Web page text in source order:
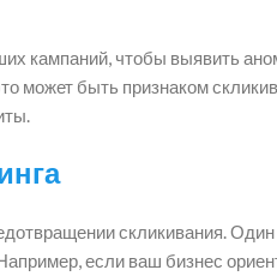
кампаний, чтобы выявить
может быть признаком
скликивания. Один
если ваш бизнес